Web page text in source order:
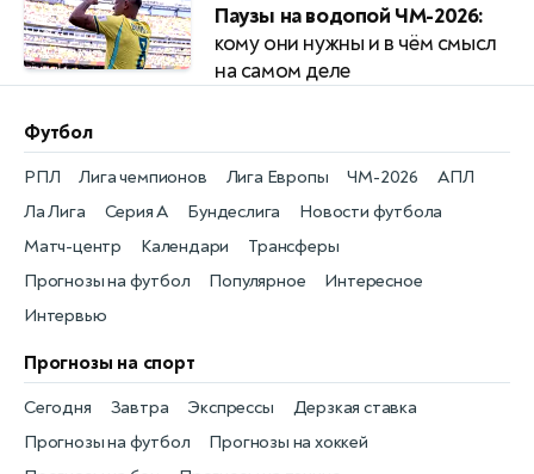
Паузы на водопой ЧМ-2026:
кому они нужны и в чём смысл
на самом деле
Футбол
Новости футбола
РПЛ
Матч-центр
Лига чемпионов
Календари
Лига Европы
Трансферы
ЧМ-2026
Прогнозы на футбол
АПЛ
Популярное
Ла Лига
Интересное
Серия А
Интервью
Бундеслига
Прогнозы на спорт
Прогнозы на футбол
Сегодня
Прогнозы на хоккей
Завтра Экспрессы Дерзкая ставка